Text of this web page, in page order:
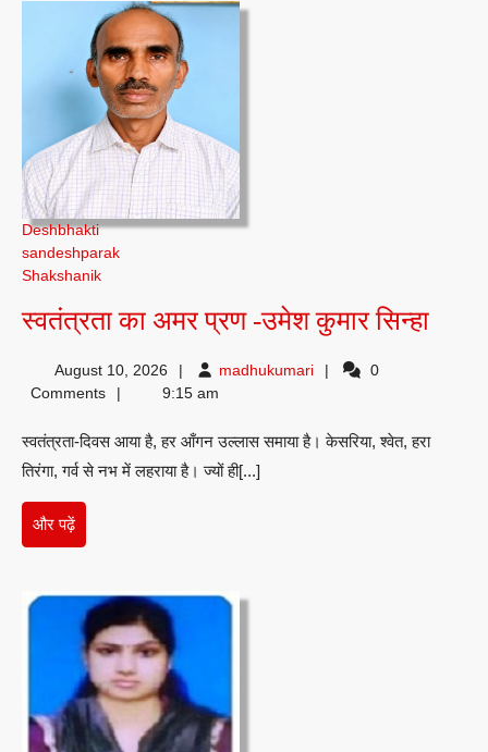
Deshbhakti
sandeshparak
Shakshanik
स्वतंत्रता का अमर प्रण -उमेश कुमार सिन्हा
-उमेश
August 10, 2026 madhukumarimadhukumari
0
Comments
9:15 am
स्वतंत्रता-दिवस आया है, हर आँगन उल्लास समाया है। केसरिया, श्वेत, हरा
तिरंगा, गर्व से नभ में लहराया है। ज्यों ही[...]
और पढ़ेंऔर
पढ़ें